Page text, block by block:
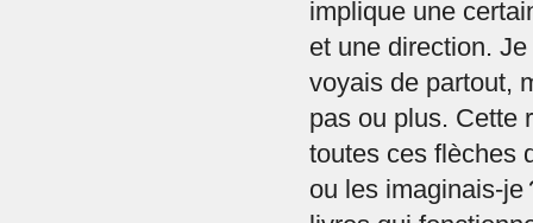
implique une
et une direction.
voyais de partout,
pas ou plus. Cette
toutes ces flèches
ou les imaginais-je